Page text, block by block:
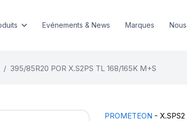
Evénements & News Marques
395/85R20 POR X.S2PS TL 168/165K M+S
PROMETEON - X.SPS2